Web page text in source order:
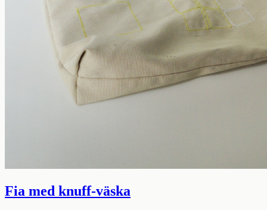
Fia med knuff-väska